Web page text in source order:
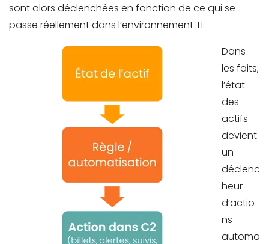
sont alors déclenchées en fonction de ce qui se
passe réellement dans l’environnement TI.
Dans
les faits,
l’état
des
actifs
devient
un
déclenc
heur
d’actio
ns
automa